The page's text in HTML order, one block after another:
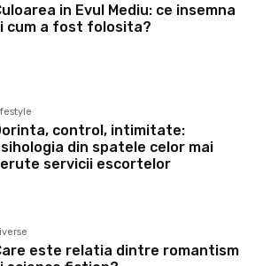
in Evul Mediu: ce insemna
cum a fost folosita?
control, intimitate:
din spatele celor mai
servicii escortelor
este relatia dintre romantism